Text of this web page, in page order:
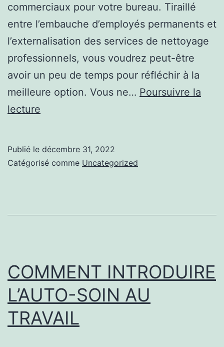
commerciaux pour votre bureau. Tiraillé
entre l’embauche d’employés permanents et
l’externalisation des services de nettoyage
professionnels, vous voudrez peut-être
avoir un peu de temps pour réfléchir à la
meilleure option. Vous ne… Poursuivre la
lecture
bureau
a
professionnels
Publié le décembre 31, 2022
Catégorisé comme Uncategorized
COMMENT INTRODUIRE
L’AUTO-SOIN AU
TRAVAIL